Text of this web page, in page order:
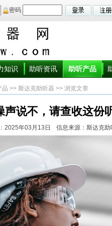
密码
知识 助听资讯 助听产品
品 >> 斯达克助听器 >> 浏览文章
说不，请查收这份
2025年03月13日 信息来源：斯达克助